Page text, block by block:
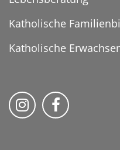
Katholische
Katholische
Folge uns auf
Folge uns